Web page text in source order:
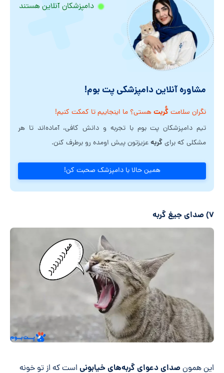
دامپزشکان آنلاین هستند
مشاوره آنلاین دامپزشکی پت بوم!
نگران سلامتگُربتهستی؟ ما اینجاییم تا کمکت کنیم!
تیم دامپزشکان پت بوم با تجربه و دانش کافی، آماده‌اند تا هر
مشکلی که برایگربهعزیزتون پیش اومده رو برطرف کنن.
همین حالا با دامپزشک صحبت کن!
۷) صدای جیغ گربه
این همون صدای دعوای گربههای خیابونی است که از تو خونه